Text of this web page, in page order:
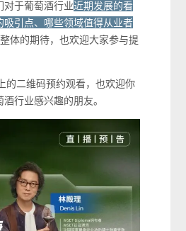
对于葡萄酒行业近期发展的看
吸引点、哪些领域值得从业者
体的期待，也欢迎大家参与提
的二维码预约观看，也欢迎你
行业感兴趣的朋友。